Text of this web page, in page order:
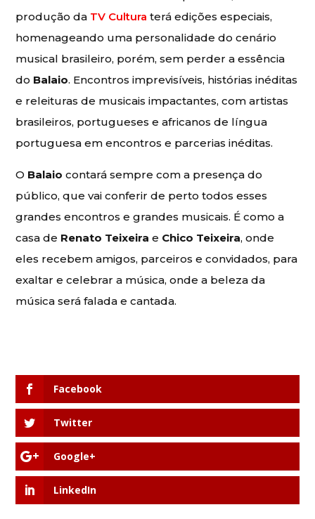
produção da TV Cultura terá edições especiais,
homenageando uma personalidade do cenário
musical brasileiro, porém, sem perder a essência
do Balaio. Encontros imprevisíveis, histórias inéditas
e releituras de musicais impactantes, com artistas
brasileiros, portugueses e africanos de língua
portuguesa em encontros e parcerias inéditas.
O Balaio contará sempre com a presença do
público, que vai conferir de perto todos esses
grandes encontros e grandes musicais. É como a
casa de Renato Teixeira e Chico Teixeira, onde
eles recebem amigos, parceiros e convidados, para
exaltar e celebrar a música, onde a beleza da
música será falada e cantada.
Facebook
Twitter
Google+
LinkedIn